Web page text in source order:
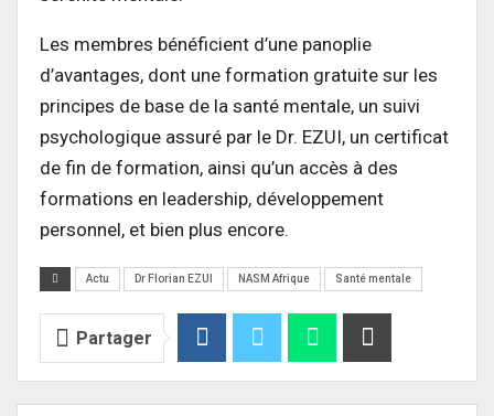
Les membres bénéficient d’une panoplie
d’avantages, dont une formation gratuite sur les
principes de base de la santé mentale, un suivi
psychologique assuré par le Dr. EZUI, un certificat
de fin de formation, ainsi qu’un accès à des
formations en leadership, développement
personnel, et bien plus encore.
Actu Dr Florian EZUI NASM Afrique Santé mentale
Partager